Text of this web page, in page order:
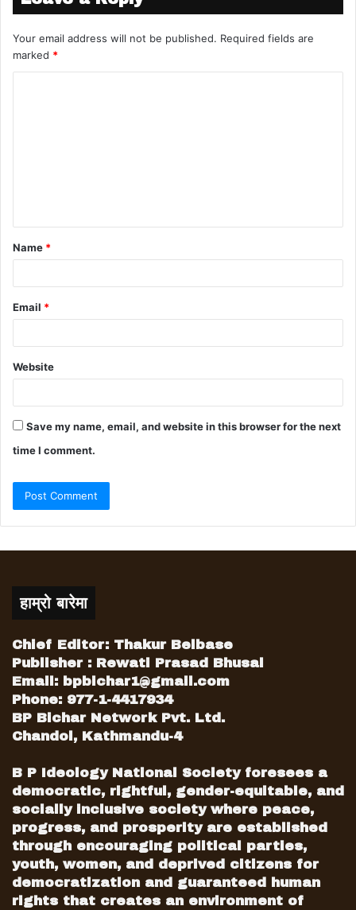
Your email address will not be published. Required fields are
marked *
Name *
Email *
Website
Save my name, email, and website in this browser for the next
time I comment.
हाम्रो बारेमा
Chief Editor: Thakur Belbase
Publisher : Rewati Prasad Bhusal
Email: bpbichar1@gmail.com
Phone: 977-1-4417934
BP Bichar Network Pvt. Ltd.
Chandol, Kathmandu-4
B P Ideology National Society foresees a
democratic, rightful, gender-equitable, and
socially inclusive society where peace,
progress, and prosperity are established
through encouraging political parties,
youth, women, and deprived citizens for
democratization and guaranteed human
rights that creates an environment of